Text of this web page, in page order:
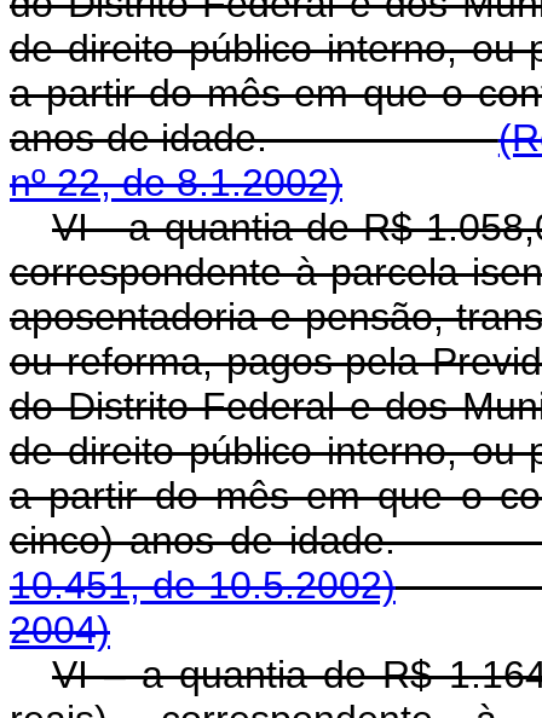
de direito público interno, ou
a partir do mês em que o
anos de idade.
nº 22, de 8.1.2002)
VI - a quantia de R$
correspondente à parcela
aposentadoria e pensão,
ou reforma, pagos pela
do Distrito Federal e dos
de direito público interno, ou
a partir do mês em que o
cinco) anos de
10.451, de 10.5.2002)
2004)
VI – a quantia de R$